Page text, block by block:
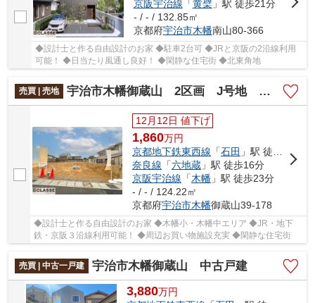
京阪宇治線 「黄檗」駅 徒歩21分
- / - / 132.85㎡
京都府宇治市木幡南山80-366
◆設計士と作る自由設計のお家 ◆駐車2台可 ◆JRと京阪の2沿線利用
可能！ ◆日当たり風通し良好！ ◆閑静な住宅街 ◆北東角地
売買 | 売地 宇治市木幡御蔵山 2区画 J号地 建築条件付き
12月12日 値下げ
1,860万円
京都地下鉄東西線 「石田 」駅 徒歩14分
奈良線 「六地蔵」駅 徒歩16分
京阪宇治線 「木幡」駅 徒歩23分
- / - / 124.22㎡
京都府宇治市木幡御蔵山39-178
◆設計士と作る自由設計のお家 ◆木幡小・木幡中エリア ◆JR・地下
鉄・京阪３沿線利用可能！ ◆周辺お買い物施設充実 ◆閑静な住宅街
売買 | 中古一戸建 宇治市木幡御蔵山 中古戸建
3,880万円